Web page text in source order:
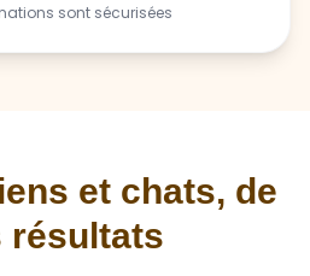
sont sécurisées
et chats, de
résultats